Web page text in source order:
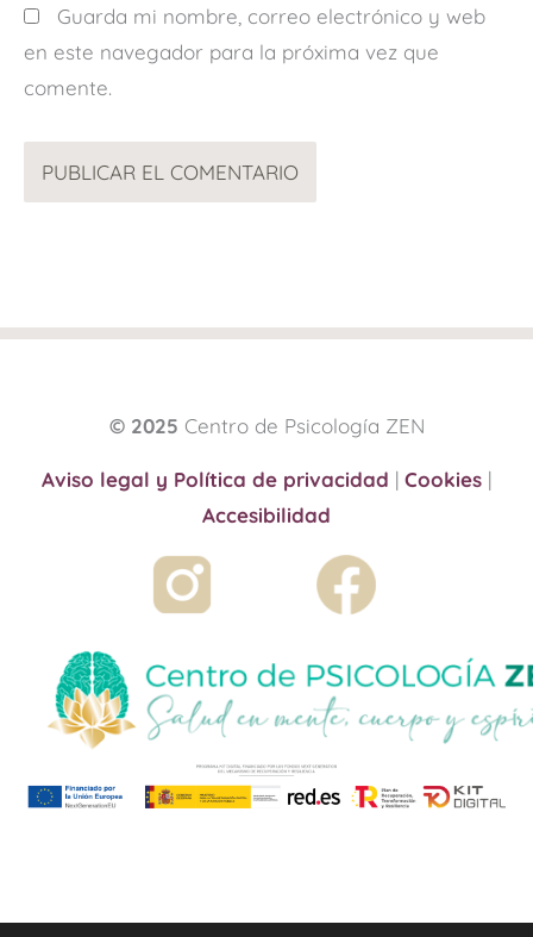
Guarda mi nombre, correo electrónico y web
en este navegador para la próxima vez que
comente.
© 2025 Centro de Psicología ZEN
Aviso legal y Política de privacidad | Cookies |
Accesibilidad